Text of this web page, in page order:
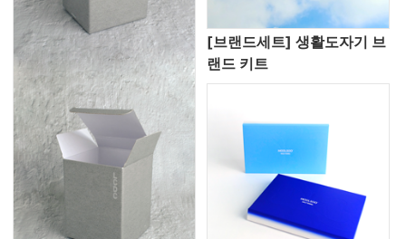
[브랜드세트] 생활도자기 브
랜드 키트